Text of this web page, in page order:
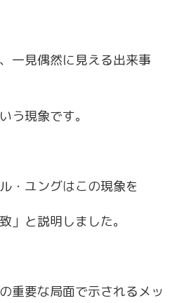
一見偶然に見える出来事
う現象です。
・ユングはこの現象を
」と説明しました。
重要な局面で示されるメッ